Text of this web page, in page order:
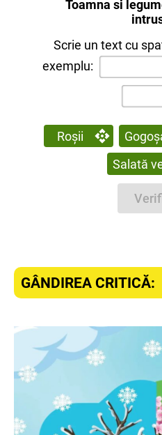
Toamna si
Scrie un text cu
exemplu:
Roșii
Salată
GÂNDIREA CRITICĂ: